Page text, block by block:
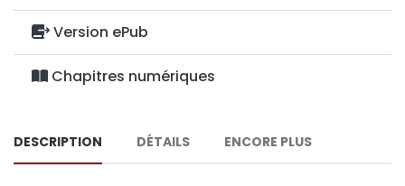
Version ePub
Chapitres numériques
DESCRIPTION DÉTAILS ENCORE PLUS